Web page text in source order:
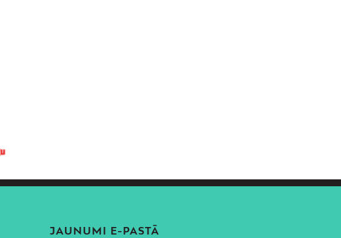
JAUNUMI E-PASTĀ